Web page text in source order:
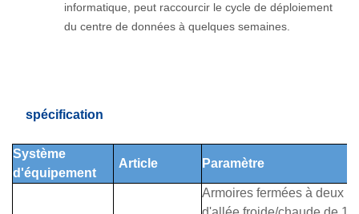
informatique, peut raccourcir le cycle de déploiement
du centre de données à quelques semaines.
spécification
Système
d'équipement
Article Paramètre
Armoires fermées à deux